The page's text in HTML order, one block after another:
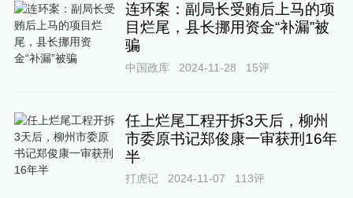
连环案：副局长受贿后上马的项
目烂尾，县长挪用资金“补漏”被
骗
中国政库 2024-11-28 15评
任上烂尾工程开拆3天后，柳州
市委原书记郑俊康一审获刑16年
半
打虎记 2024-11-07 113评